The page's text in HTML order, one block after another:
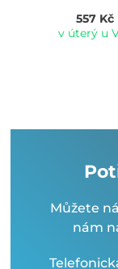
557 Kč
v úterý u
Můžete
nám